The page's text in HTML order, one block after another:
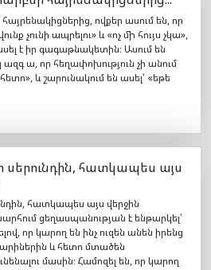
ովքեր ասում են, որ
չունի ապրելու» և «ոչ մի հույս չկա»,
է իր գագաթնակետին։ Ասում են
ա, որ հեղափոխություն չի անում
և շարունակում են ասել՝ «եթե
հատկապես այս վերջին
ցեղասպանության է ենթարկել՝
որ կարող են ինչ ուզեն անեն իրենց
և հետո մտածեն
մասին։ Համոզել են, որ կարող